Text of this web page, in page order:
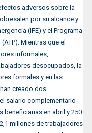
adversos sobre la
por su alcance y
(IFE) y el Programa
Mientras que el
informales,
desocupados, la
formales y en las
creado dos
salario complementario -
beneficiarias en abril y 250
millones de trabajadores